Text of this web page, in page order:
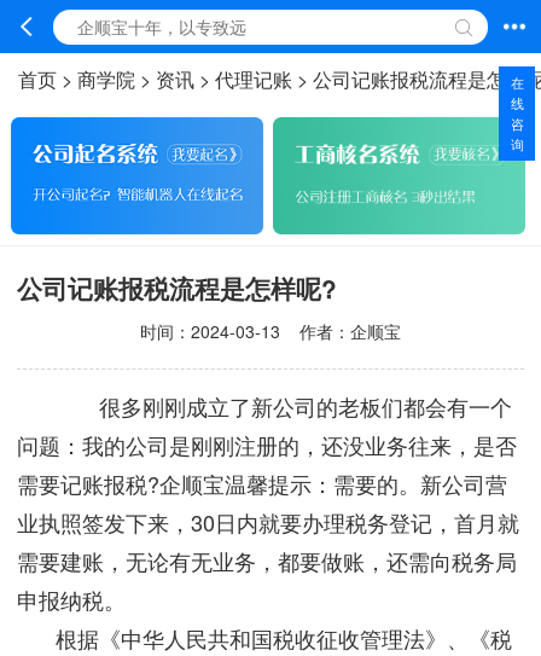
首页 > 商学院 > 资讯 > 代理记账 > 公司记账报税流程是怎样
公司记账报税流程是怎样呢?
时间： 2024-03-13 作者：企顺宝
很多刚刚成立了新公司的老板们都会有一个
问题：我的公司是刚刚注册的，还没业务往来，是否
需要记账报税?企顺宝温馨提示：需要的。新公司营
业执照签发下来，30日内就要办理税务登记，首月就
需要建账，无论有无业务，都要做账，还需向税务局
申报纳税。
根据《中华人民共和国税收征收管理法》、《税
在
线
咨
询